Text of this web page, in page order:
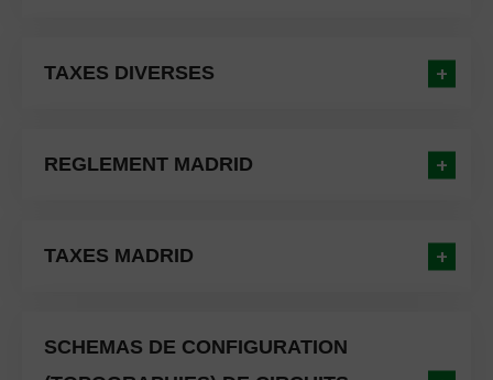
TAXES DIVERSES
REGLEMENT MADRID
TAXES MADRID
SCHEMAS DE CONFIGURATION